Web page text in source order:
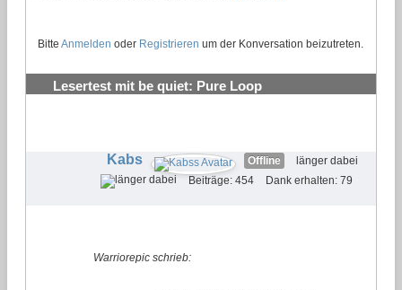
Bitte Anmelden oder Registrieren um der Konversation beizutreten.
Lesertest mit be quiet: Pure Loop
Kabs Offline
länger dabei
Beiträge: 454
Dank erhalten: 79
Warriorepic schrieb: